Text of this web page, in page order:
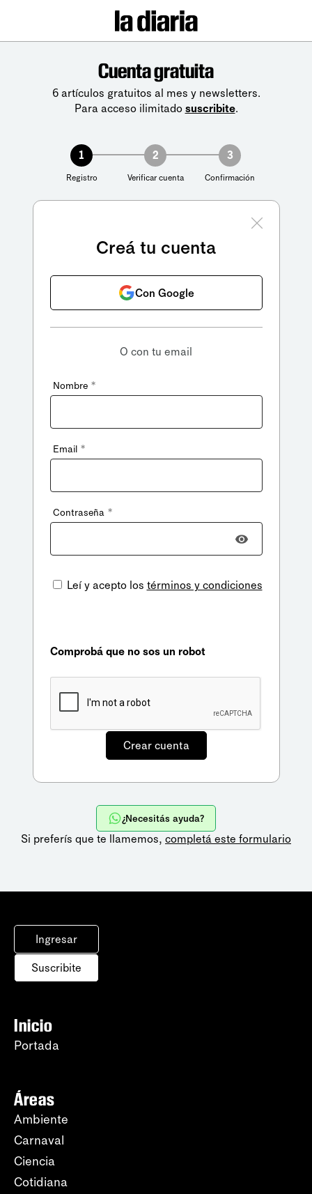
Cuenta gratuita
6 artículos gratuitos al mes y newsletters.
Para acceso ilimitado suscribite.
1
Registro
2
Verificar cuenta
3
Confirmación
Creá tu cuenta
Con Google
O con tu email
Nombre *
Email *
Contraseña *
Leí y acepto los términos y condiciones
Comprobá que no sos un robot
¿Necesitás ayuda?
Si preferís que te llamemos, completá este formulario
Ingresar
Suscribite
Inicio
Portada
Áreas
Ambiente
Carnaval
Ciencia
Cotidiana